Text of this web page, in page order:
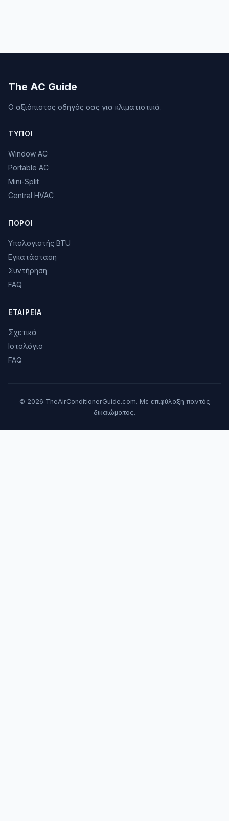
The AC Guide
Ο αξιόπιστος οδηγός σας για κλιματιστικά.
ΤΎΠΟΙ
Window AC
Portable AC
Mini-Split
Central HVAC
ΠΌΡΟΙ
Υπολογιστής BTU
Εγκατάσταση
Συντήρηση
FAQ
ΕΤΑΙΡΕΊΑ
Σχετικά
Ιστολόγιο
FAQ
© 2026 TheAirConditionerGuide.com. Με επιφύλαξη παντός
δικαιώματος.